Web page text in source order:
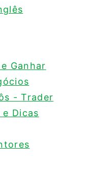
Ganhar
- Trader
e Dicas